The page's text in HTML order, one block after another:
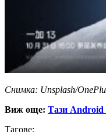
Снимка: Unsplash/
Виж още: Тази Android
Тагове: